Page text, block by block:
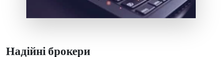
Надійні брокери